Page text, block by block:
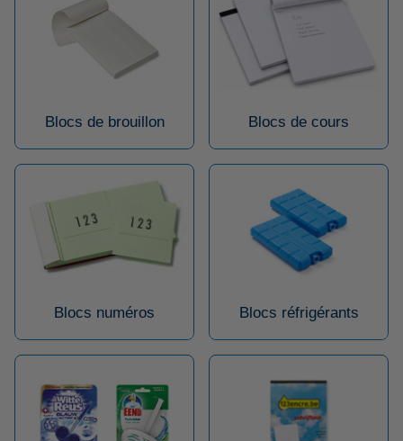
Blocs de brouillon Blocs de cours
Blocs numéros Blocs réfrigérants